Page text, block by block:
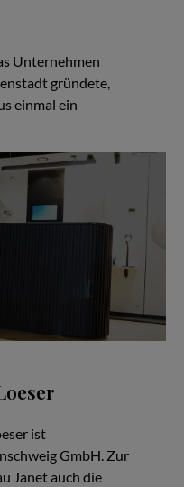
Unternehmen
gründete,
einmal ein
ist
GmbH. Zur
Janet auch die